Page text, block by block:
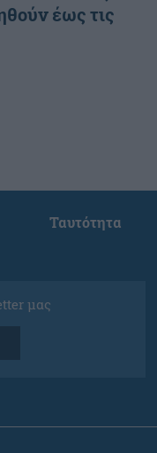
έως τις
Ταυτότητα
μας